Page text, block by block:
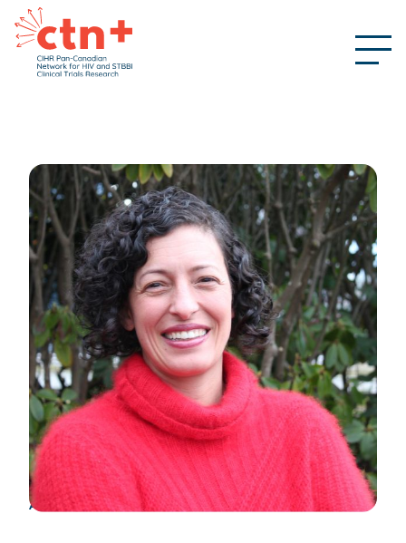
Mona Loutfy
RESPONSABLE DE L'EXPÉRIENCE
AUTOCHTONE, ÉQUIPE DE L'ONTARIO